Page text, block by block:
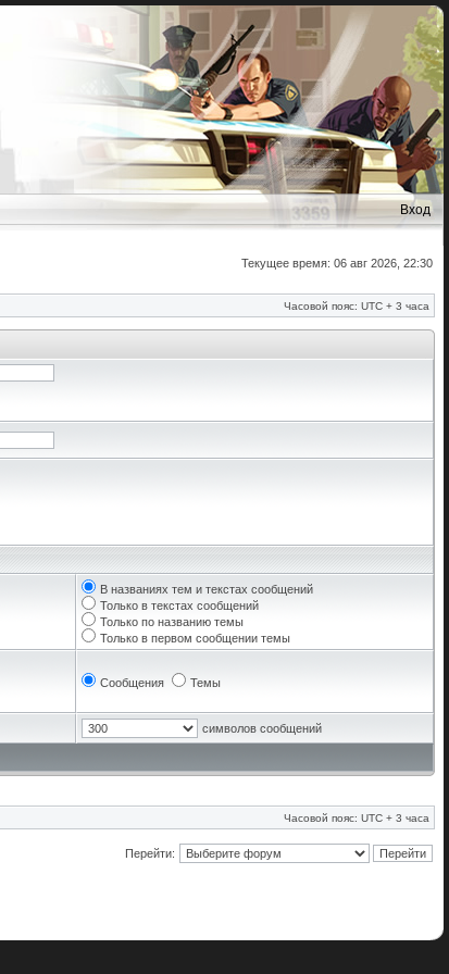
Вход
Текущее время: 06 авг 2026, 22:30
Часовой пояс: UTC + 3 часа
В названиях тем и текстах сообщений
Только в текстах сообщений
Только по названию темы
Только в первом сообщении темы
Сообщения Темы
символов сообщений
Часовой пояс: UTC + 3 часа
Перейти: